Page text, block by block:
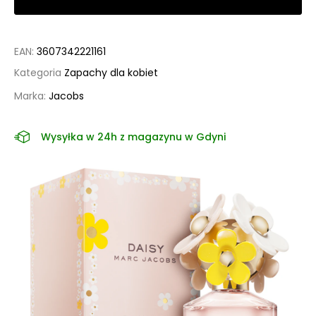
EAN: 3607342221161
Kategoria Zapachy dla kobiet
Marka: Jacobs
Wysyłka w 24h z magazynu w Gdyni